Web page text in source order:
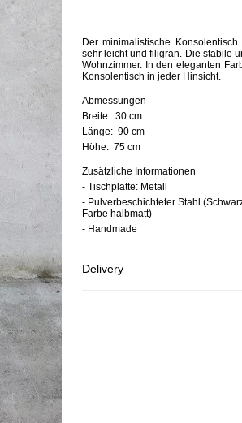
Der minimalistische Konsolentisch
sehr leicht und filigran. Die stabile
Wohnzimmer. In den eleganten
Konsolentisch in jeder Hinsicht.
Abmessungen
Breite: 30 cm
Länge: 90 cm
Höhe: 75 cm
Zusätzliche Informationen
- Tischplatte: Metall
- Pulverbeschichteter Stahl
Farbe halbmatt)
- Handmade
Delivery